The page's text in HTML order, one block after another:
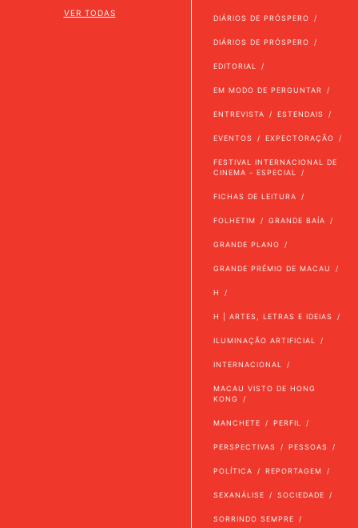
VER TODAS
DIÁRIOS DE PRÓSPERO
DIÁRIOS DE PRÓSPERO
EDITORIAL
EM MODO DE PERGUNTAR
ENTREVISTA ESTENDAIS
EVENTOS EXPECTORAÇÃO
FESTIVAL INTERNACIONAL DE
CINEMA - ESPECIAL
FICHAS DE LEITURA
FOLHETIM GRANDE BAÍA
GRANDE PLANO
GRANDE PRÉMIO DE MACAU
H
H | ARTES, LETRAS E IDEIAS
ILUMINAÇÃO ARTIFICIAL
INTERNACIONAL
MACAU VISTO DE HONG
KONG
MANCHETE PERFIL
PERSPECTIVAS PESSOAS
POLÍTICA REPORTAGEM
SEXANÁLISE SOCIEDADE
SORRINDO SEMPRE